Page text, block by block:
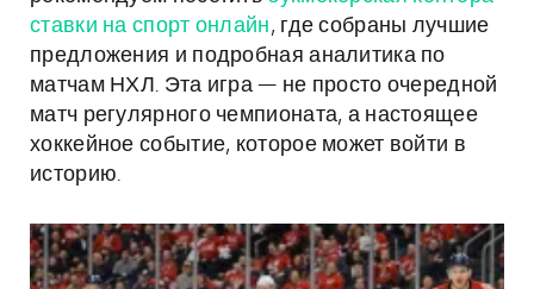
ставки на спорт онлайн, где собраны лучшие
предложения и подробная аналитика по
матчам НХЛ. Эта игра — не просто очередной
матч регулярного чемпионата, а настоящее
хоккейное событие, которое может войти в
историю.